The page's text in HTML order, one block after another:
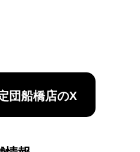
団船橋店のX